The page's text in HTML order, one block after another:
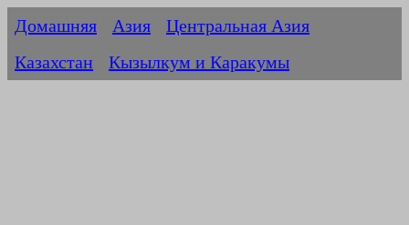
Домашняя Азия
Центральная Азия
Казахстан
Кызылкум и Каракумы